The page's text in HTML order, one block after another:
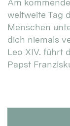
Am
weltweite Tag
Menschen
dich niemals
Leo XIV. führt
Papst